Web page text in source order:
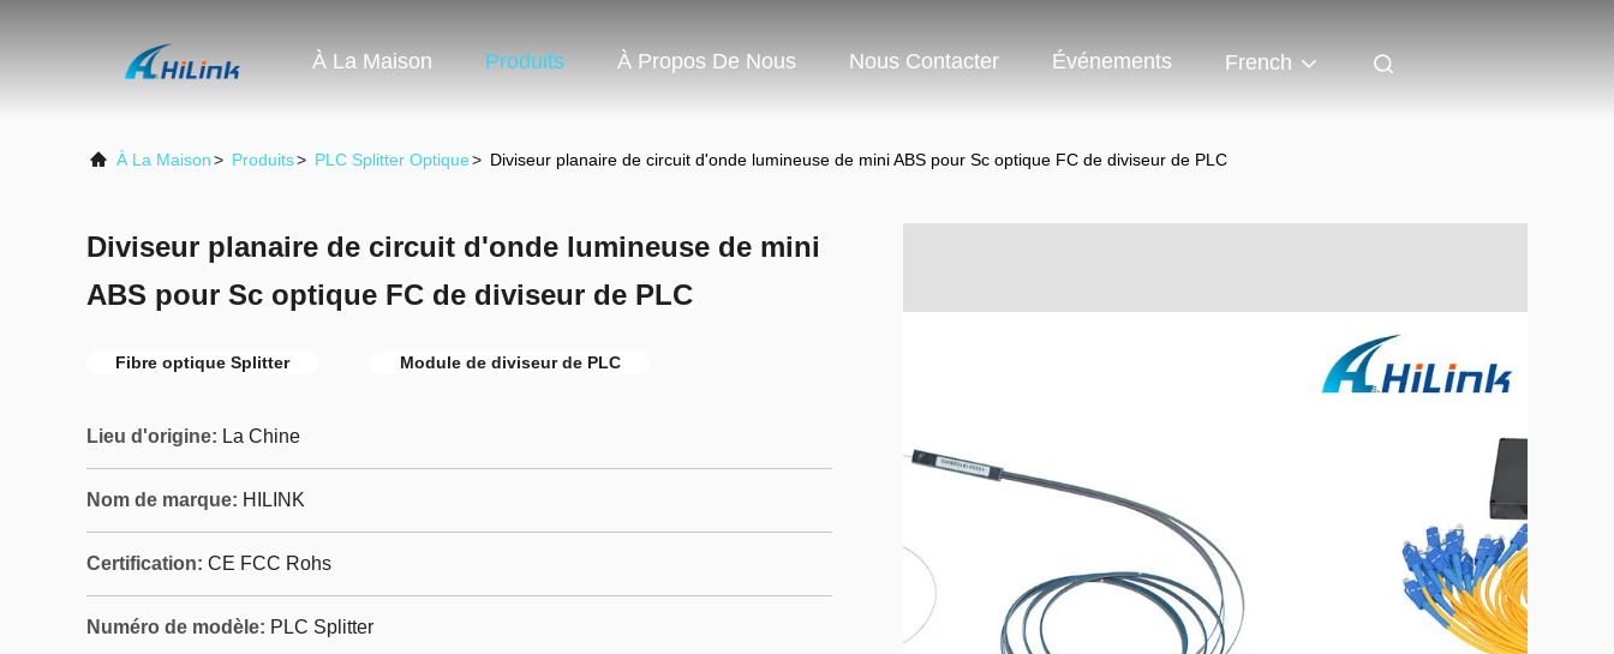
À La Maison Produits À Propos De Nous Nous Contacter Événements French
À La Maison> Produits> PLC Splitter Optique> Diviseur planaire de circuit d'onde lumineuse de mini ABS pour Sc optique FC de diviseur de PLC
Diviseur planaire de circuit d'onde lumineuse de mini
ABS pour Sc optique FC de diviseur de PLC
Fibre optique Splitter Module de diviseur de PLC
Lieu d'origine: La Chine
Nom de marque: HILINK
Certification: CE FCC Rohs
Numéro de modèle: PLC Splitter